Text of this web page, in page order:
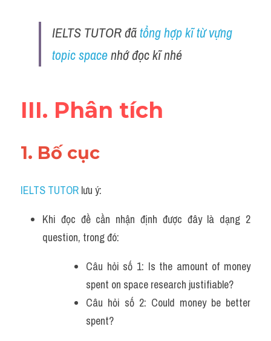
Task 1
Đề thi IELTS thật
IELTS Advice
Speaking
Writing
IELTS TUTOR đã tổng hợp kĩ từ vựng
topic space nhớ đọc kĩ nhé
III. Phân tích
1. Bố cục
IELTS TUTOR lưu ý:
Khi đọc đề cần nhận định được đây là dạng 2
question, trong đó:
Câu hỏi số 1: Is the amount of money
spent on space research justifiable?
Câu hỏi số 2: Could money be better
spent?